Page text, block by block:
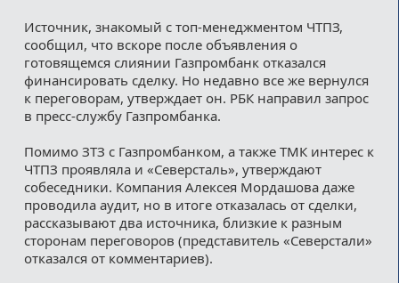
Источник, знакомый с топ-менеджментом ЧТПЗ,
сообщил, что вскоре после объявления о
готовящемся слиянии Газпромбанк отказался
финансировать сделку. Но недавно все же вернулся
к переговорам, утверждает он. РБК направил запрос
в пресс-службу Газпромбанка.
Помимо ЗТЗ с Газпромбанком, а также ТМК интерес к
ЧТПЗ проявляла и «Северсталь», утверждают
собеседники. Компания Алексея Мордашова даже
проводила аудит, но в итоге отказалась от сделки,
рассказывают два источника, близкие к разным
сторонам переговоров (представитель «Северстали»
отказался от комментариев).